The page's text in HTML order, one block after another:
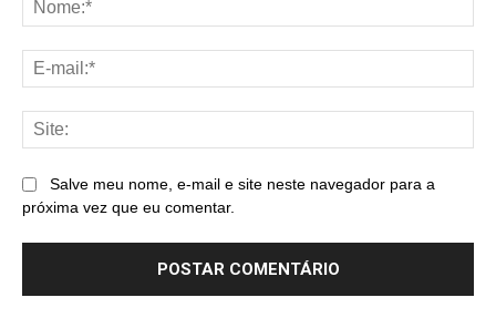
Salve meu nome, e-mail e site neste navegador para a
próxima vez que eu comentar.